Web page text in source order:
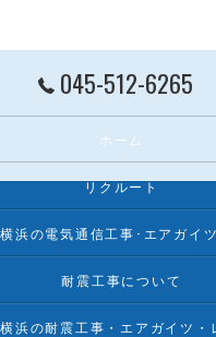
045-512-6265
ホーム
リクルート
耐震工事について